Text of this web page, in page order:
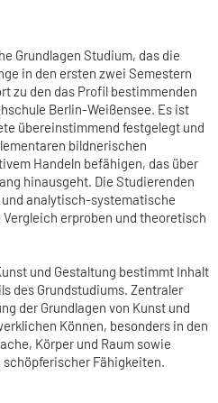
Grundlagen Studium, das die
in den ersten zwei Semestern
zu den das Profil bestimmenden
Berlin-Weißensee. Es ist
übereinstimmend festgelegt und
bildnerischen
Handeln befähigen, das über
hinausgeht. Die Studierenden
analytisch-systematische
erproben und theoretisch
und Gestaltung bestimmt Inhalt
des Grundstudiums. Zentraler
der Grundlagen von Kunst und
Können, besonders in den
Körper und Raum sowie
Fähigkeiten.